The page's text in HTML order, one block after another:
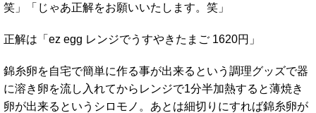
笑」「じゃあ正解をお願いいたします。笑」
正解は「ez egg レンジでうすやきたまご 1620円」
錦糸卵を自宅で簡単に作る事が出来るという調理グッズで器
に溶き卵を流し入れてからレンジで1分半加熱すると薄焼き
卵が出来るというシロモノ。あとは細切りにすれば錦糸卵が